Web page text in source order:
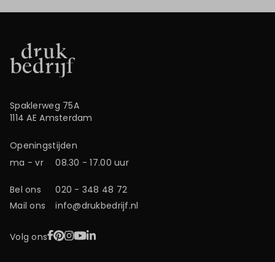
Spaklerweg 75A
1114 AE Amsterdam
Openingstijden
ma - vr
08.30 - 17.00 uur
Bel ons
020 - 348 48 72
Mail ons
info@drukbedrijf.nl
Volg onsFacebook
Pinterest
Instagram
YouTube
LinkedIn